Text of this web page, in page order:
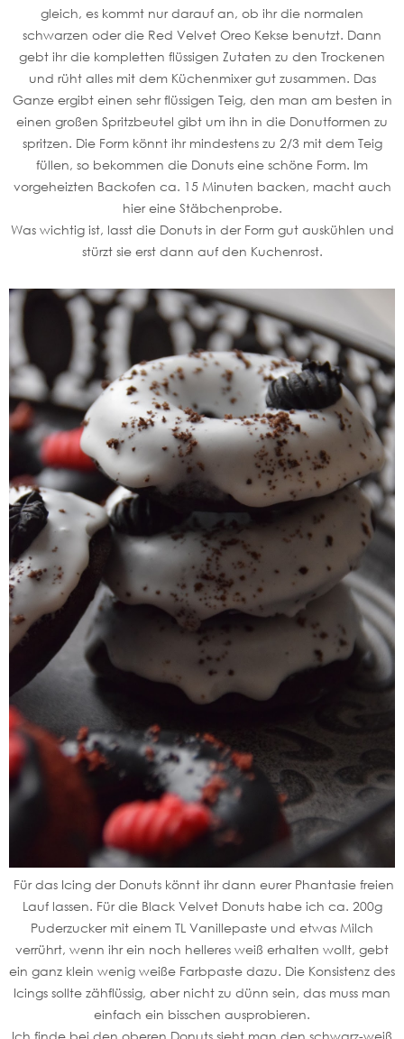
gleich, es kommt nur darauf an, ob ihr die normalen
schwarzen oder die Red Velvet Oreo Kekse benutzt. Dann
gebt ihr die kompletten flüssigen Zutaten zu den Trockenen
und rüht alles mit dem Küchenmixer gut zusammen. Das
Ganze ergibt einen sehr flüssigen Teig, den man am besten in
einen großen Spritzbeutel gibt um ihn in die Donutformen zu
spritzen. Die Form könnt ihr mindestens zu 2/3 mit dem Teig
füllen, so bekommen die Donuts eine schöne Form. Im
vorgeheizten Backofen ca. 15 Minuten backen, macht auch
hier eine Stäbchenprobe.
Was wichtig ist, lasst die Donuts in der Form gut auskühlen und
stürzt sie erst dann auf den Kuchenrost.
Für das Icing der Donuts könnt ihr dann eurer Phantasie freien
Lauf lassen. Für die Black Velvet Donuts habe ich ca. 200g
Puderzucker mit einem TL Vanillepaste und etwas Milch
verrührt, wenn ihr ein noch helleres weiß erhalten wollt, gebt
ein ganz klein wenig weiße Farbpaste dazu. Die Konsistenz des
Icings sollte zähflüssig, aber nicht zu dünn sein, das muss man
einfach ein bisschen ausprobieren.